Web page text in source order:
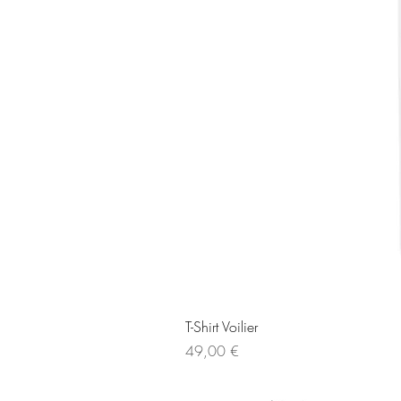
T-Shirt Voilier
Prix
49,00 €